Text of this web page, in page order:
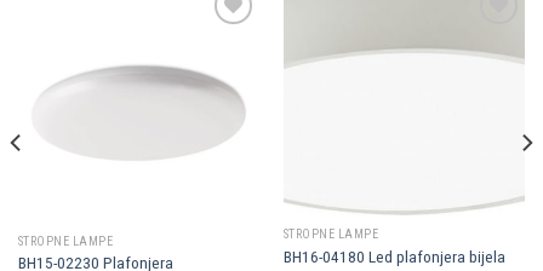
Dodaj u
omiljene
STROPNE LAMPE
BH15-02230 Plafonjera
STROPNE LAMPE
BH16-04180 Led plafonjera bijela